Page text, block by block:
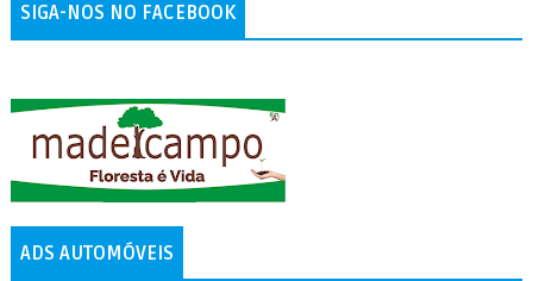
SIGA-NOS NO FACEBOOK
ADS AUTOMÓVEIS